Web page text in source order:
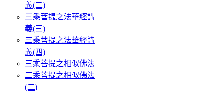
義(二)
三乘菩提之法華經講
義(三)
三乘菩提之法華經講
義(四)
三乘菩提之相似佛法
三乘菩提之相似佛法
(二)